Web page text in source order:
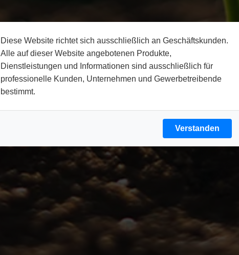
Diese Website richtet sich ausschließlich an Geschäftskunden.
Alle auf dieser Website angebotenen Produkte,
Dienstleistungen und Informationen sind ausschließlich für
professionelle Kunden, Unternehmen und Gewerbetreibende
bestimmt.
Verstanden